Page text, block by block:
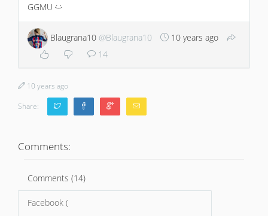
GGMU
:)
Blaugrana10 @Blaugrana10
10 years ago
14
10 years ago
Share:
Comments:
Comments (14)
Facebook (